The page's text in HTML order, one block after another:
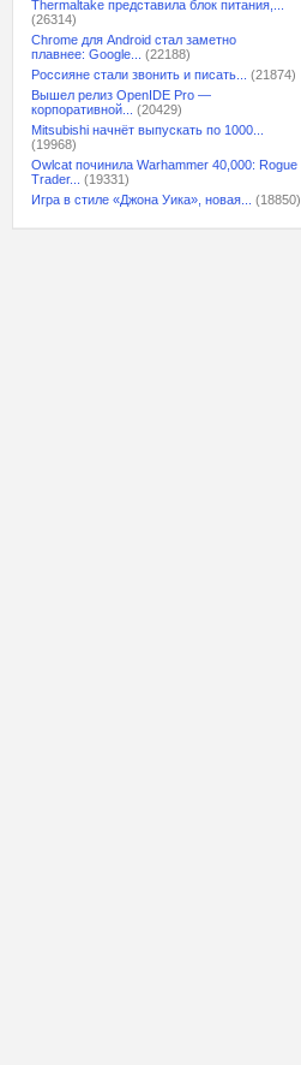
Thermaltake представила блок питания,...
(26314)
Chrome для Android стал заметно
плавнее: Google...
(22188)
Россияне стали звонить и писать...
(21874)
Вышел релиз OpenIDE Pro —
корпоративной...
(20429)
Mitsubishi начнёт выпускать по 1000...
(19968)
Owlcat починила Warhammer 40,000: Rogue
Trader...
(19331)
Игра в стиле «Джона Уика», новая...
(18850)